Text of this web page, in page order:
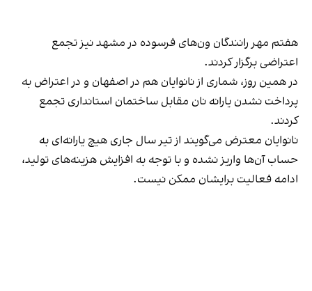
هفتم مهر رانندگان ون‌های فرسوده در مشهد نیز تجمع
اعتراضی برگزار کردند.
در همین روز، شماری از نانوایان هم در اصفهان و در اعتراض به
پرداخت نشدن یارانه نان مقابل ساختمان استانداری تجمع
کردند.
نانوایان معترض می‌گویند از تیر سال جاری هیچ یارانه‌ای به
حساب آن‌ها واریز نشده و با توجه به افزایش هزینه‌های تولید،
ادامه فعالیت برایشان ممکن نیست.